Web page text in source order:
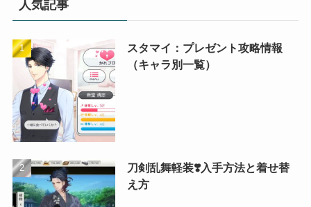
人気記事
スタマイ：プレゼント攻略情報
（キャラ別一覧）
刀剣乱舞軽装❣️入手方法と着せ替
え方